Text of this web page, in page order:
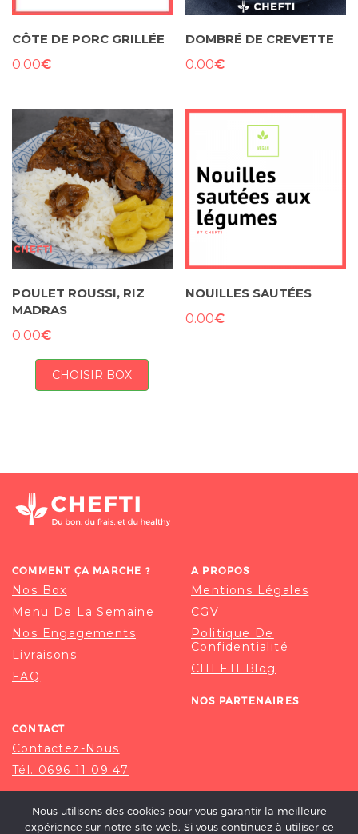
CÔTE DE PORC GRILLÉE
0.00€
DOMBRÉ DE CREVETTE
0.00€
POULET ROUSSI, RIZ
MADRAS
0.00€
CHOISIR BOX
NOUILLES SAUTÉES
0.00€
COMMENT ÇA MARCHE ?
Nos Box
Menu De La Semaine
Nos Engagements
Livraisons
FAQ
A PROPOS
Mentions Légales
CGV
Politique De
Confidentialité
CHEFTI Blog
NOS PARTENAIRES
CONTACT
Contactez-Nous
Tél. 0696 11 09 47
Nous utilisons des cookies pour vous garantir la meilleure
expérience sur notre site web. Si vous continuez à utiliser ce